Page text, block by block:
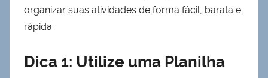
organizar suas atividades de forma fácil, barata e
rápida.
Dica 1: Utilize uma Planilha